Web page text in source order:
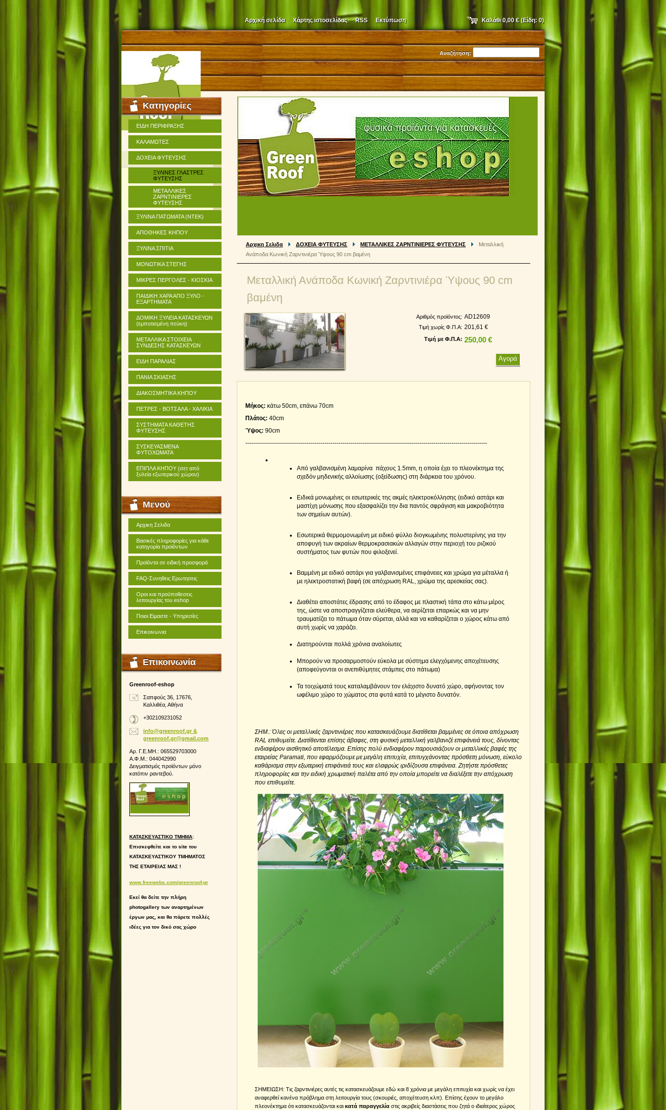
Αναζήτηση:
Αρχικη Σελιδα ΔΟΧΕΙΑ ΦΥΤΕΥΣΗΣ ΜΕΤΑΛΛΙΚΕΣ ΖΑΡΝΤΙΝΙΕΡΕΣ ΦΥΤΕΥΣΗΣ
Μεταλλική
Ανάποδα Κωνική Ζαρντινιέρα Ύψους 90 cm βαμένη
Μεταλλική Ανάποδα Κωνική Ζαρντινιέρα Ύψους 90 cm
βαμένη
Αριθμός προϊόντος: AD12609
Τιμή χωρίς Φ.Π.Α: 201,61 €
Τιμή με Φ.Π.Α: 250,00 €
Μήκος: κάτω 50cm, επάνω 70cm
Πλάτος: 40cm
Ύψος: 90cm
--------------------------------------------------------------------------------------------------------------------------
Από γαλβανισμένη λαμαρίνα πάχους 1.5mm, η οποία έχει το πλεονέκτημα της
σχεδόν μηδενικής αλλοίωσης (οξείδωσης) στη διάρκεια του χρόνου.
Ειδικά μονωμένες οι εσωτερικές της ακμές ηλεκτροκόλλησης (ειδικό αστάρι και
μαστίχη μόνωσης που εξασφαλίζει την δια παντός σφράγιση και μακροβιότητα
των σημείων αυτών).
Εσωτερικά θερμομονωμένη με ειδικό φύλλο διογκωμένης πολυστερίνης για την
αποφυγή των ακραίων θερμοκρασιακών αλλαγών στην περιοχή του ριζικού
συστήματος των φυτών που φιλοξενεί.
Βαμμένη με ειδικό αστάρι για γαλβανισμένες επιφάνειες και χρώμα για μέταλλα ή
με ηλεκτροστατική βαφή (σε απόχρωση RAL, χρώμα της αρεσκείας σας).
Διαθέτει αποστάτες έδρασης από το έδαφος με πλαστική τάπα στο κάτω μέρος
της, ώστε να αποστραγγίζεται ελεύθερα, να αερίζεται επαρκώς και να μην
τραυματίζει το πάτωμα όταν σύρεται, αλλά και να καθαρίζεται ο χώρος κάτω από
αυτή χωρίς να χαράζει.
Διατηρούνται πολλά χρόνια αναλοίωτες
Μπορούν να προσαρμοστούν εύκολα με σύστημα ελεγχόμενης αποχέτευσης
(αποφεύγονται οι ανεπιθύμητες στάμπες στο πάτωμα)
Τα τοιχώματά τους καταλαμβάνουν τον ελάχιστο δυνατό χώρο, αφήνοντας τον
ωφέλιμο χώρο το χώματος στα φυτά κατά το μέγιστο δυνατόν.
ΣΗΜ.: Όλες οι μεταλλικές ζαρντινιέρες που κατασκευάζουμε διατίθεται βαμμένες σε όποια απόχρωση
RAL επιθυμείτε. Διατίθενται επίσης άβαφες, στη φυσική μεταλλική γαλβανιζέ επιφάνειά τους, δίνοντας
ενδιαφέρον αισθητικό αποτέλεσμα. Επίσης πολύ ενδιαφέρον παρουσιάζουν οι μεταλλικές βαφές της
εταιρείας Paramati, που εφαρμόζουμε με μεγάλη επιτυχία, επιτυγχάνοντας πρόσθετη μόνωση, εύκολο
καθάρισμα στην εξωτερική επιφάνειά τους και ελαφρώς ιριδίζουσα επιφάνεια. Ζητήστε πρόσθετες
πληροφορίες και την ειδική χρωματική παλέτα από την οποία μπορείτε να διαλέξετε την απόχρωση
που επιθυμείτε.
ΣΗΜΕΙΩΣΗ: Τις ζαρντινιέρες αυτές τις κατασκευάζουμε εδώ και 8 χρόνια με μεγάλη επιτυχία και χωρίς να έχει
αναφερθεί κανένα πρόβλημα στη λειτουργία τους (σκουριές, αποχέτευση κλπ). Επίσης έχουν το μεγάλο
πλεονέκτημα ότι κατασκευάζονται και κατά παραγγελίαστις ακριβείς διαστάσεις που ζητά ο ιδιαίτερος χώρος
Κατηγορίες
ΕΙΔΗ ΠΕΡΙΦΡΑΞΗΣ
ΚΑΛΑΜΩΤΕΣ
ΔΟΧΕΙΑ ΦΥΤΕΥΣΗΣ
ΞΥΛΙΝΕΣ ΓΛΑΣΤΡΕΣ
ΦΥΤΕΥΣΗΣ
ΜΕΤΑΛΛΙΚΕΣ
ΖΑΡΝΤΙΝΙΕΡΕΣ
ΦΥΤΕΥΣΗΣ
ΞΥΛΙΝΑ ΠΑΤΩΜΑΤΑ (ΝΤΕΚ)
ΑΠΟΘΗΚΕΣ ΚΗΠΟΥ
ΞΥΛΙΝΑ ΣΠΙΤΙΑ
ΜΟΝΩΤΙΚΑ ΣΤΕΓΗΣ
ΜΙΚΡΕΣ ΠΕΡΓΟΛΕΣ - ΚΙΟΣΚΙΑ
ΠΑΙΔΙΚΗ ΧΑΡΑ ΑΠΟ ΞΥΛΟ -
ΕΞΑΡΤΗΜΑΤΑ
ΔΟΜΙΚΗ ΞΥΛΕΙΑ ΚΑΤΑΣΚΕΥΩΝ
(εμποτισμένη πεύκη)
ΜΕΤΑΛΛΙΚΑ ΣΤΟΙΧΕΙΑ
ΣΥΝΔΕΣΗΣ ΚΑΤΑΣΚΕΥΩΝ
ΕΙΔΗ ΠΑΡΑΛΙΑΣ
ΠΑΝΙΑ ΣΚΙΑΣΗΣ
ΔΙΑΚΟΣΜΗΤΙΚΑ ΚΗΠΟΥ
ΠΕΤΡΕΣ - ΒΟΤΣΑΛΑ - ΧΑΛΙΚΙΑ
ΣΥΣΤΗΜΑΤΑ ΚΑΘΕΤΗΣ
ΦΥΤΕΥΣΗΣ
ΣΥΣΚΕΥΑΣΜΕΝΑ
ΦΥΤΟΧΩΜΑΤΑ
ΕΠΙΠΛΑ ΚΗΠΟΥ (σετ από
ξυλεία εξωτερικού χώρου)
Μενού
Αρχικη Σελιδα
Βασικές πληροφορίες για κάθε
κατηγορία προϊόντων
Προϊόντα σε ειδική προσφορά
FAQ-Συνηθεις Ερωτησεις
Οροι και προϋποθεσεις
λειτουργίας του eshop
Ποιοι Ειμαστε - Υπηρεσίες
Επικοινωνια
Επικοινωνία
Greenroof-eshop
Σαπφούς 36, 17676,
Καλλιθέα, Αθήνα
+302109231052
info@greenroof.gr &
greenroof.gr@gmail.com
Αρ. Γ.Ε.ΜΗ.: 065529703000
Α.Φ.Μ.: 044042990
Δειγματισμός προϊόντων μόνο
κατόπιν ραντεβού.
ΚΑΤΑΣΚΕΥΑΣΤΙΚΟ ΤΜΗΜΑ:
Επισκεφθείτε και το site του
ΚΑΤΑΣΚΕΥΑΣΤΙΚΟΥ ΤΜΗΜΑΤΟΣ
ΤΗΣ ΕΤΑΙΡΕΙΑΣ ΜΑΣ !
www.freewebs.com/greenroof-gr
Εκεί θα δείτε την πλήρη
photogallery των αναρτημένων
έργων μας, και θα πάρετε πολλές
ιδέες για τον δικό σας χώρο
Καλάθι0,00 €(Είδη: 0)
Αρχική σελίδα Χάρτης ιστοσελίδας RSS Εκτύπωση